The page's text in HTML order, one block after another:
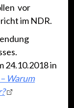
vor
im NDR.
24.10.2018 in
– Warum